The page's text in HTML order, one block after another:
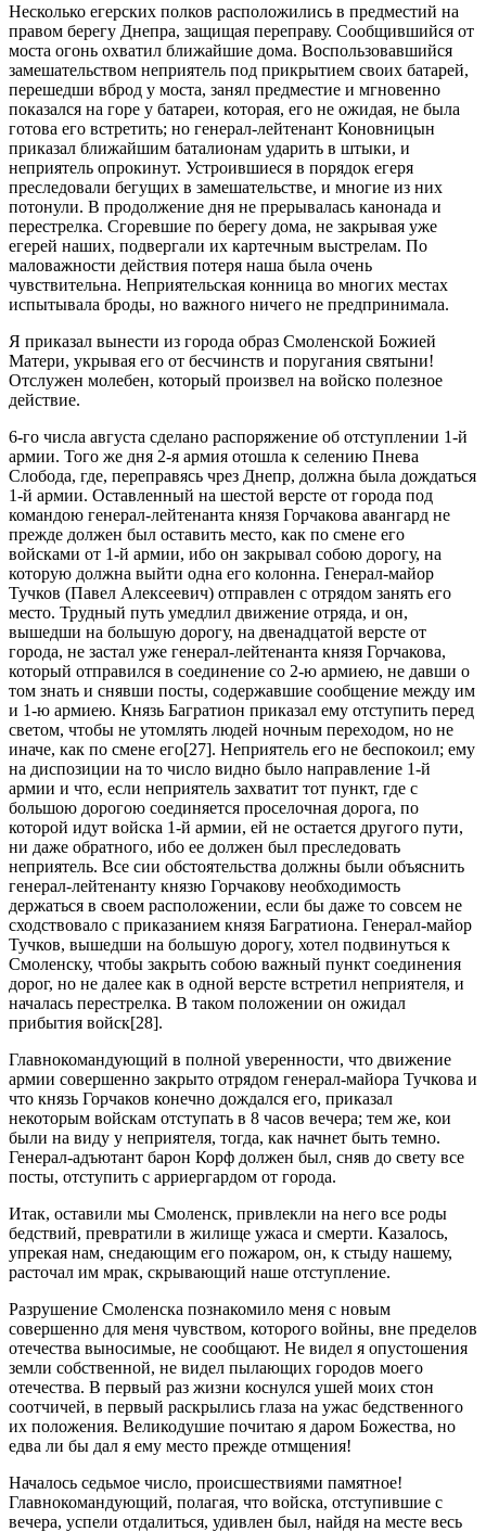
Несколько егерских полков расположились в предместий на
правом берегу Днепра, защищая переправу. Сообщившийся от
моста огонь охватил ближайшие дома. Воспользовавшийся
замешательством неприятель под прикрытием своих батарей,
перешедши вброд у моста, занял предместие и мгновенно
показался на горе у батареи, которая, его не ожидая, не была
готова его встретить; но генерал-лейтенант Коновницын
приказал ближайшим баталионам ударить в штыки, и
неприятель опрокинут. Устроившиеся в порядок егеря
преследовали бегущих в замешательстве, и многие из них
потонули. В продолжение дня не прерывалась канонада и
перестрелка. Сгоревшие по берегу дома, не закрывая уже
егерей наших, подвергали их картечным выстрелам. По
маловажности действия потеря наша была очень
чувствительна. Неприятельская конница во многих местах
испытывала броды, но важного ничего не предпринимала.
Я приказал вынести из города образ Смоленской Божией
Матери, укрывая его от бесчинств и поругания святыни!
Отслужен молебен, который произвел на войско полезное
действие.
6-го числа августа сделано распоряжение об отступлении 1-й
армии. Того же дня 2-я армия отошла к селению Пнева
Слобода, где, переправясь чрез Днепр, должна была дождаться
1-й армии. Оставленный на шестой версте от города под
командою генерал-лейтенанта князя Горчакова авангард не
прежде должен был оставить место, как по смене его
войсками от 1-й армии, ибо он закрывал собою дорогу, на
которую должна выйти одна его колонна. Генерал-майор
Тучков (Павел Алексеевич) отправлен с отрядом занять его
место. Трудный путь умедлил движение отряда, и он,
вышедши на большую дорогу, на двенадцатой версте от
города, не застал уже генерал-лейтенанта князя Горчакова,
который отправился в соединение со 2-ю армиею, не давши о
том знать и снявши посты, содержавшие сообщение между им
и 1-ю армиею. Князь Багратион приказал ему отступить перед
светом, чтобы не утомлять людей ночным переходом, но не
иначе, как по смене его[27]. Неприятель его не беспокоил; ему
на диспозиции на то число видно было направление 1-й
армии и что, если неприятель захватит тот пункт, где с
большою дорогою соединяется проселочная дорога, по
которой идут войска 1-й армии, ей не остается другого пути,
ни даже обратного, ибо ее должен был преследовать
неприятель. Все сии обстоятельства должны были объяснить
генерал-лейтенанту князю Горчакову необходимость
держаться в своем расположении, если бы даже то совсем не
сходствовало с приказанием князя Багратиона. Генерал-майор
Тучков, вышедши на большую дорогу, хотел подвинуться к
Смоленску, чтобы закрыть собою важный пункт соединения
дорог, но не далее как в одной версте встретил неприятеля, и
началась перестрелка. В таком положении он ожидал
прибытия войск[28].
Главнокомандующий в полной уверенности, что движение
армии совершенно закрыто отрядом генерал-майора Тучкова и
что князь Горчаков конечно дождался его, приказал
некоторым войскам отступать в 8 часов вечера; тем же, кои
были на виду у неприятеля, тогда, как начнет быть темно.
Генерал-адъютант барон Корф должен был, сняв до свету все
посты, отступить с арриергардом от города.
Итак, оставили мы Смоленск, привлекли на него все роды
бедствий, превратили в жилище ужаса и смерти. Казалось,
упрекая нам, снедающим его пожаром, он, к стыду нашему,
расточал им мрак, скрывающий наше отступление.
Разрушение Смоленска познакомило меня с новым
совершенно для меня чувством, которого войны, вне пределов
отечества выносимые, не сообщают. Не видел я опустошения
земли собственной, не видел пылающих городов моего
отечества. В первый раз жизни коснулся ушей моих стон
соотчичей, в первый раскрылись глаза на ужас бедственного
их положения. Великодушие почитаю я даром Божества, но
едва ли бы дал я ему место прежде отмщения!
Началось седьмое число, происшествиями памятное!
Главнокомандующий, полагая, что войска, отступившие с
вечера, успели отдалиться, удивлен был, найдя на месте весь